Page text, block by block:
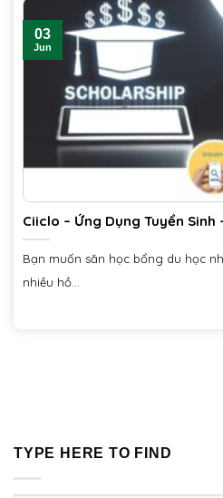
Ciiclo – Ứng Dụng Tuyển Sinh
Online Toàn Phần
Bạn muốn săn học bổng du học
nhiều hồ...
03
Jun
TYPE HERE TO FIND